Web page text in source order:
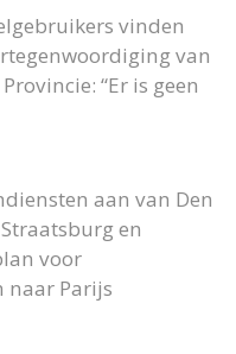
vinden
van
“Er is geen
aan van Den
en
voor
naar Parijs